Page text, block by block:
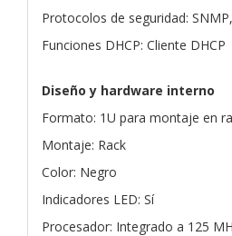
Protocolos de seguridad:
Funciones DHCP: Cliente DHCP
Diseño y hardware interno
Formato: 1U para montaje en
Montaje: Rack
Color: Negro
Indicadores LED: Sí
Procesador: Integrado a 125